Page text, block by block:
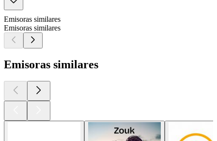
Emisoras similares
Emisoras similares
Emisoras similares